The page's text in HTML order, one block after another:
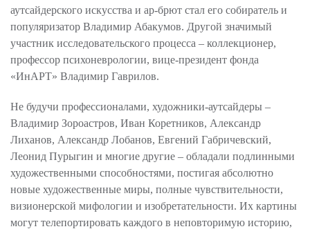
аутсайдерского искусства и ар-брют стал его собиратель и
популяризатор Владимир Абакумов. Другой значимый
участник исследовательского процесса – коллекционер,
профессор психоневрологии, вице-президент фонда
«ИнАРТ» Владимир Гаврилов.
Не будучи профессионалами, художники-аутсайдеры –
Владимир Зороастров, Иван Коретников, Александр
Лиханов, Александр Лобанов, Евгений Габричевский,
Леонид Пурыгин и многие другие – обладали подлинными
художественными способностями, постигая абсолютно
новые художественные миры, полные чувствительности,
визионерской мифологии и изобретательности. Их картины
могут телепортировать каждого в неповторимую историю,